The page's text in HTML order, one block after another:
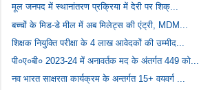
मूल जनपद में स्थानांतरण प्रक्रिया में देरी पर शिक्...
बच्चों के मिड-डे मील में अब मिलेट्स की एंट्री, MDM...
शिक्षक नियुक्ति परीक्षा के 4 लाख आवेदकों की उम्मीद...
पी०ए०बी० 2023-24 में अनावर्तक मद के अंतर्गत 449 को...
नव भारत साक्षरता कार्यक्रम के अन्तर्गत 15+ वयवर्ग ...